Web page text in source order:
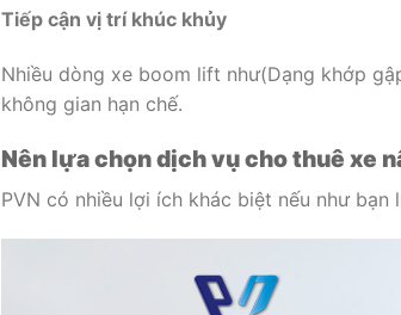
Tiếp cận vị trí khúc khủy
Nhiều dòng xe boom lift như(Dạng khớp
không gian hạn chế.
Nên lựa chọn dịch vụ cho thuê xe
PVN có nhiều lợi ích khác biệt nếu như